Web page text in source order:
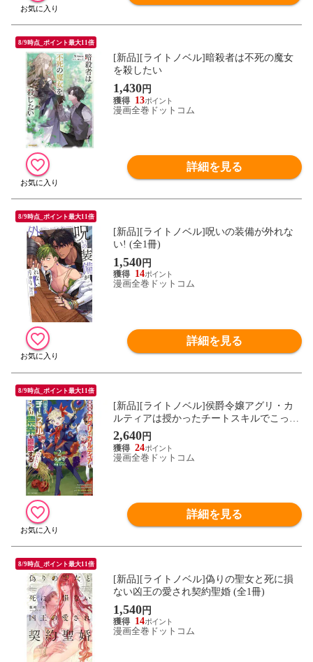
8/9時点_ポイント最大11倍
[新品][ライトノベル]暗殺者は不死の魔女
を殺したい
1,430円
13
漫画全巻ドットコム
詳細を見る
8/9時点_ポイント最大11倍
[新品][ライトノベル]呪いの装備が外れな
い! (全1冊)
1,540円
14
漫画全巻ドットコム
詳細を見る
8/9時点_ポイント最大11倍
[新品][ライトノベル]侯爵令嬢アグリ・カ
ルティアは授かったチートスキルでこっそ
り農業を謳歌する(バレバレ) (全2冊) 全巻
セット
2,640円
24
漫画全巻ドットコム
詳細を見る
8/9時点_ポイント最大11倍
[新品][ライトノベル]偽りの聖女と死に損
ない凶王の愛され契約聖婚 (全1冊)
1,540円
14
漫画全巻ドットコム